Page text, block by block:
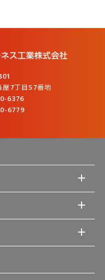
7丁目57番地
6376
6779